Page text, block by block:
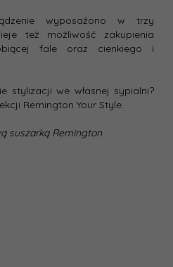
wyposażono w trzy
też możliwość zakupienia
fale oraz cienkiego i
stylizacji we własnej sypialni?
Remington Your Style.
suszarką Remington